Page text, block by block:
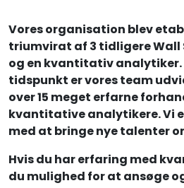
Vores organisation blev
triumvirat af 3 tidligere
og en kvantitativ
tidspunkt er vores team
over 15 meget erfarne
kvantitative analytikere. Vi
med at bringe nye talenter
Hvis du har erfaring med
du mulighed for at ansøge